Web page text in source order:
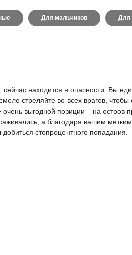
Для мальчиков Для
находится в опасности. Вы
стреляйте во всех врагов,
выгодной позиции – на
а благодаря вашим
стопроцентного попадания.